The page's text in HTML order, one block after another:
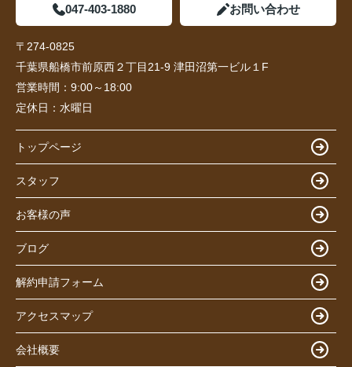
047-403-1880 お問い合わせ
〒274-0825
千葉県船橋市前原西２丁目21-9 津田沼第一ビル１F
営業時間： 9:00～18:00
定休日： 水曜日
トップページ
スタッフ
お客様の声
ブログ
解約申請フォーム
アクセスマップ
会社概要